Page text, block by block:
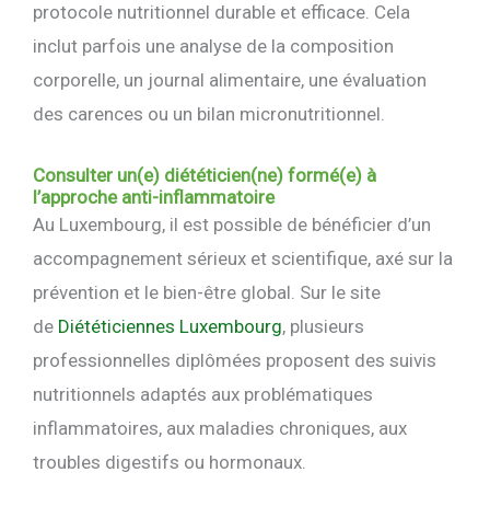
protocole nutritionnel durable et efficace. Cela
inclut parfois une analyse de la composition
corporelle, un journal alimentaire, une évaluation
des carences ou un bilan micronutritionnel.
Consulter un(e) diététicien(ne) formé(e) à
l’approche anti-inflammatoire
Au Luxembourg, il est possible de bénéficier d’un
accompagnement sérieux et scientifique, axé sur la
prévention et le bien-être global. Sur le site
de Diététiciennes Luxembourg, plusieurs
professionnelles diplômées proposent des suivis
nutritionnels adaptés aux problématiques
inflammatoires, aux maladies chroniques, aux
troubles digestifs ou hormonaux.